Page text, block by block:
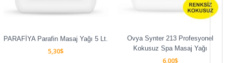
PARAFİYA Parafin Masaj Yağı 5 Lt.
5,30$
Ovya Synter 213 Profesyonel
Kokusuz Spa Masaj Yağı
6,00$